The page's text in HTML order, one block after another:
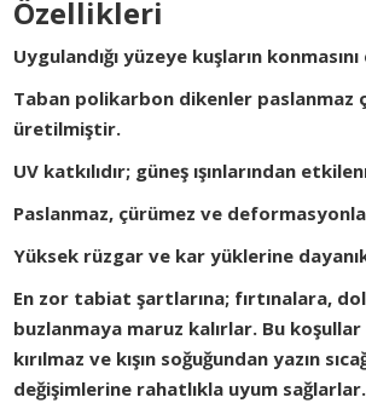
Özellikleri
Uygulandığı yüzeye kuşların
Taban polikarbon dikenler paslanmaz
üretilmiştir.
UV katkılıdır; güneş ışınlarından
Paslanmaz, çürümez ve
Yüksek rüzgar ve kar yüklerine
En zor tabiat şartlarına; fırtınalara,
buzlanmaya maruz kalırlar. Bu
kırılmaz ve kışın soğuğundan yazın
değişimlerine rahatlıkla uyum sağlarlar.